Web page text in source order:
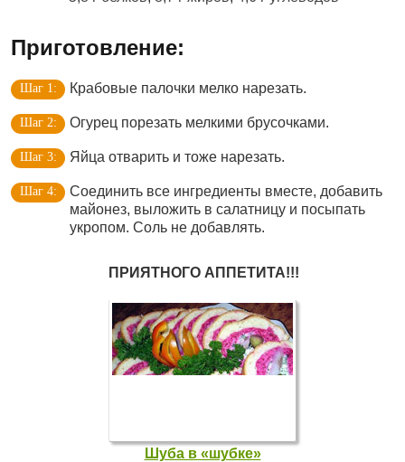
Приготовление:
Крабовые палочки мелко нарезать.
Огурец порезать мелкими брусочками.
Яйца отварить и тоже нарезать.
Соединить все ингредиенты вместе, добавить
майонез, выложить в салатницу и посыпать
укропом. Соль не добавлять.
ПРИЯТНОГО АППЕТИТА!!!
Шуба в «шубке»